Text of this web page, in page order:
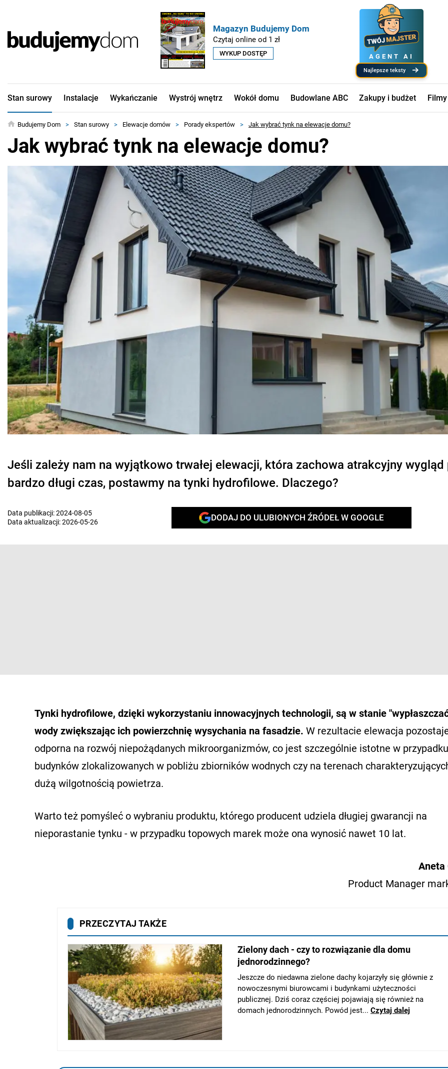
Magazyn Budujemy Dom
Czytaj online od 1 zł
WYKUP DOSTĘP AGENT AI
najlepsze teksty
Stan surowy Instalacje Wykańczanie Wystrój wnętrz Wokół domu Budowlane ABC Zakupy i budżet Filmy
Budujemy Dom > Stan surowy > Elewacje domów > Porady ekspertów > Jak wybrać tynk na elewacje domu?
Jak wybrać tynk na elewacje domu?
Jeśli zależy nam na wyjątkowo trwałej elewacji, która zachowa atrakcyjny wygląd
bardzo długi czas, postawmy na tynki hydrofilowe. Dlaczego?
Data publikacji:2024-08-05
Data aktualizacji:2026-05-26 DODAJ DO ULUBIONYCH ŹRÓDEŁ W GOOGLE
Tynki hydrofilowe, dzięki wykorzystaniu innowacyjnych technologii, są w stanie
wody zwiększając ich powierzchnię wysychania na fasadzie. W rezultacie elewacja
odporna na rozwój niepożądanych mikroorganizmów, co jest szczególnie istotne w przypadku
budynków zlokalizowanych w pobliżu zbiorników wodnych czy na terenach
dużą wilgotnością powietrza.
Warto też pomyśleć o wybraniu produktu, którego producent udziela długiej gwarancji na
nieporastanie tynku - w przypadku topowych marek może ona wynosić nawet 10 lat.
Aneta
Product Manager